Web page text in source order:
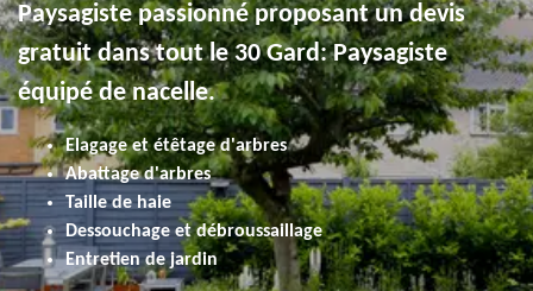
Paysagiste passionné proposant un devis
gratuit dans tout le 30 Gard: Paysagiste
équipé de nacelle.
Elagage et étêtage d'arbres
Abattage d'arbres
Taille de haie
Dessouchage et débroussaillage
Entretien de jardin